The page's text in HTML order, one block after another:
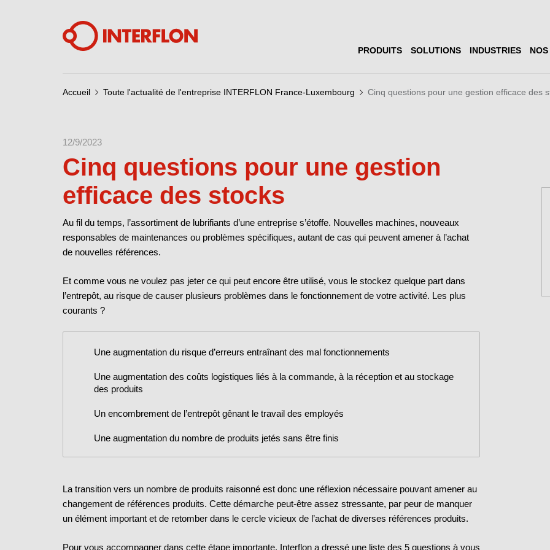
PRODUITS SOLUTIONS INDUSTRIES
Accueil Toute l'actualité de l'entreprise INTERFLON France-Luxembourg Cinq questions pour une gestion efficace des
12/9/2023
Cinq questions pour une gestion
efficace des stocks
Au fil du temps, l’assortiment de lubrifiants d’une entreprise s’étoffe. Nouvelles machines, nouveaux
responsables de maintenances ou problèmes spécifiques, autant de cas qui peuvent amener à l’achat
de nouvelles références.
Et comme vous ne voulez pas jeter ce qui peut encore être utilisé, vous le stockez quelque part dans
l’entrepôt, au risque de causer plusieurs problèmes dans le fonctionnement de votre activité. Les plus
courants ?
Une augmentation du risque d’erreurs entraînant des mal fonctionnements
Une augmentation des coûts logistiques liés à la commande, à la réception et au stockage
des produits
Un encombrement de l’entrepôt gênant le travail des employés
Une augmentation du nombre de produits jetés sans être finis
La transition vers un nombre de produits raisonné est donc une réflexion nécessaire pouvant amener au
changement de références produits. Cette démarche peut-être assez stressante, par peur de manquer
un élément important et de retomber dans le cercle vicieux de l’achat de diverses références produits.
Pour vous accompagner dans cette étape importante, Interflon a dressé une liste des 5 questions à vous